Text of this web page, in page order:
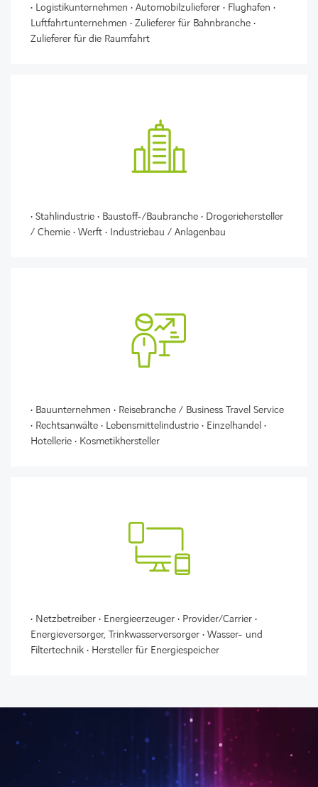
LINKEDIN
XINGFACEBOOKINSTAGRAMYOUTUBE
• Logistikunternehmen • Automobilzulieferer • Flughafen •
Luftfahrtunternehmen • Zulieferer für Bahnbranche •
Zulieferer für die Raumfahrt
• Stahlindustrie • Baustoff-/Baubranche • Drogeriehersteller
/ Chemie • Werft • Industriebau / Anlagenbau
• Bauunternehmen • Reisebranche / Business Travel Service
• Rechtsanwälte • Lebensmittelindustrie • Einzelhandel •
Hotellerie • Kosmetikhersteller
• Netzbetreiber • Energieerzeuger • Provider/Carrier •
Energieversorger, Trinkwasserversorger • Wasser- und
Filtertechnik • Hersteller für Energiespeicher